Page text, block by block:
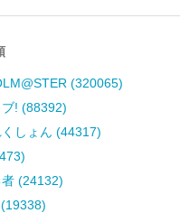
(320065)
! (88392)
しょん (44317)
(24132)